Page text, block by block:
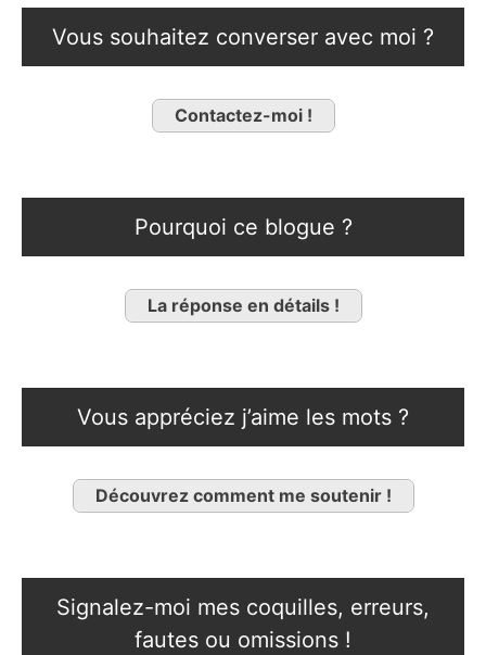
Vous souhaitez converser avec moi ?
Contactez-moi !
Pourquoi ce blogue ?
La réponse en détails !
Vous appréciez j’aime les mots ?
Découvrez comment me soutenir !
Signalez-moi mes coquilles, erreurs,
fautes ou omissions !